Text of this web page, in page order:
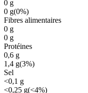
0 g
0 g(0%)
Fibres alimentaires
0 g
0 g
Protéines
0,6 g
1,4 g(3%)
Sel
<0,1 g
<0,25 g(<4%)